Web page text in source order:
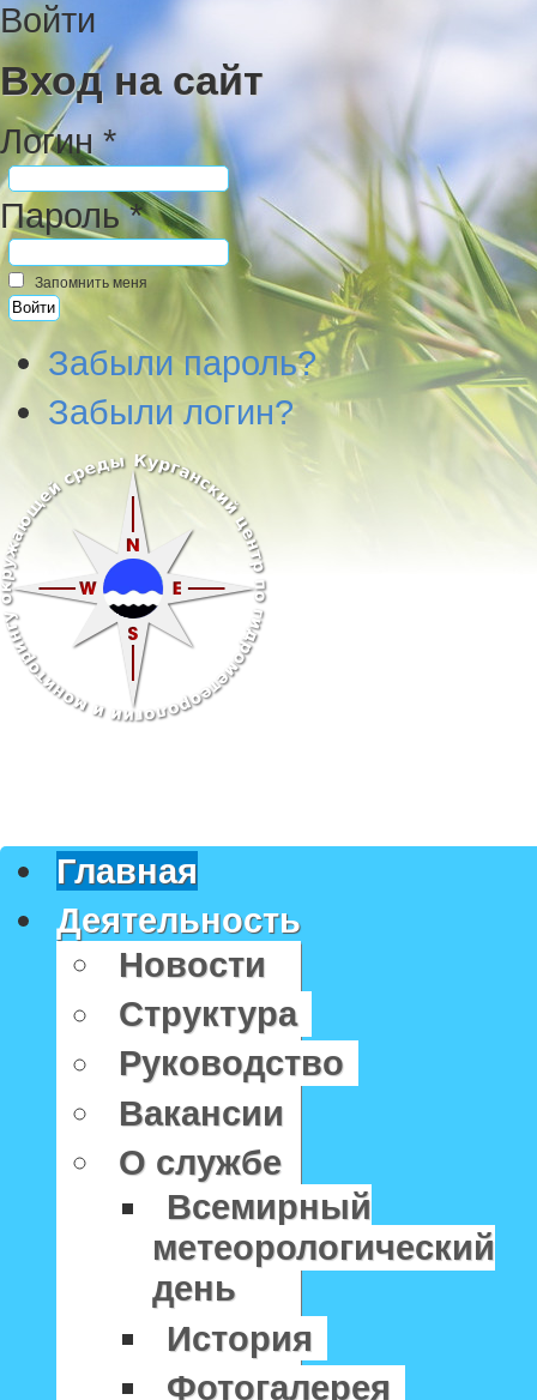
Войти
Вход на сайт
Логин *
Пароль *
Запомнить меня
Забыли пароль?
Забыли логин?
Главная
Деятельность
Новости
Структура
Руководство
Вакансии
О службе
Всемирный
метеорологический
день
История
Фотогалерея